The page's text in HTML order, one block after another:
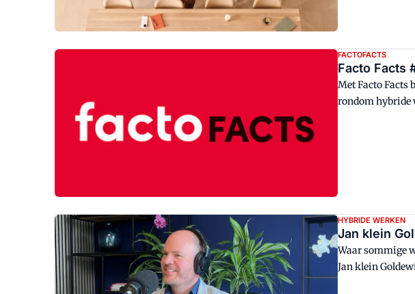
FACTOFACTS
Facto Facts
Met Facto Facts
rondom hybride
HYBRIDE WERKEN
Jan klein
Waar sommige
Jan klein